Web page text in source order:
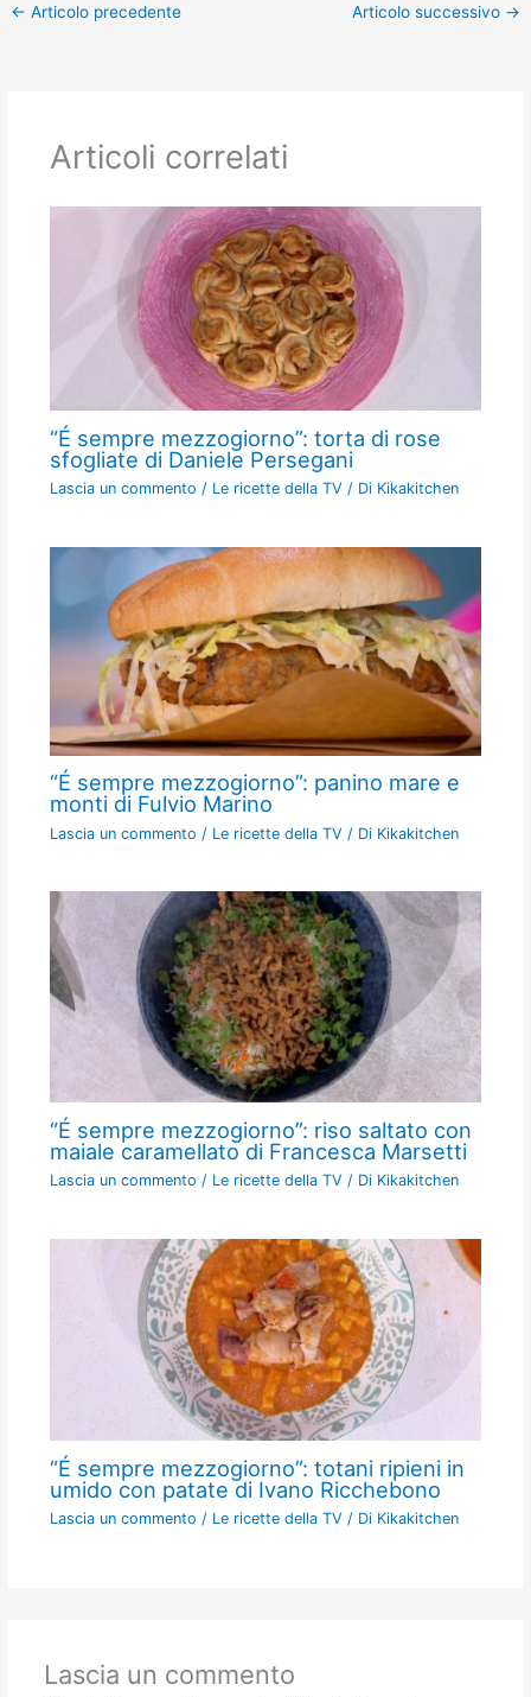
← Articolo precedente Articolo successivo →
Articoli correlati
“É sempre mezzogiorno”: torta di rose
sfogliate di Daniele Persegani
Lascia un commento / Le ricette della TV / Di Kikakitchen
“É sempre mezzogiorno”: panino mare e
monti di Fulvio Marino
Lascia un commento / Le ricette della TV / Di Kikakitchen
“É sempre mezzogiorno”: riso saltato con
maiale caramellato di Francesca Marsetti
Lascia un commento / Le ricette della TV / Di Kikakitchen
“É sempre mezzogiorno”: totani ripieni in
umido con patate di Ivano Ricchebono
Lascia un commento / Le ricette della TV / Di Kikakitchen
Lascia un commento